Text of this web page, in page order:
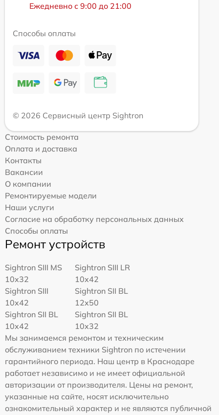
Ежедневно с 9:00 до 21:00
Способы оплаты
© 2026 Сервисный центр Sightron
Стоимость ремонта
Оплата и доставка
Контакты
Вакансии
О компании
Ремонтируемые модели
Наши услуги
Согласие на обработку персональных данных
Способы оплаты
Ремонт устройств
Sightron SIII MS
10x32
Sightron SIII LR
10x42
Sightron SIII
10x42
Sightron SII BL
12x50
Sightron SII BL
10x42
Sightron SII BL
10x32
Мы занимаемся ремонтом и техническим
обслуживанием техники Sightron по истечении
гарантийного периода. Наш центр в Краснодаре
работает независимо и не имеет официальной
авторизации от производителя. Цены на ремонт,
указанные на сайте, носят исключительно
ознакомительный характер и не являются публичной